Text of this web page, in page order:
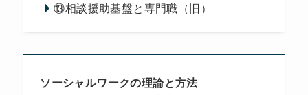
⑬相談援助基盤と専門職（旧）
ソーシャルワークの理論と方法